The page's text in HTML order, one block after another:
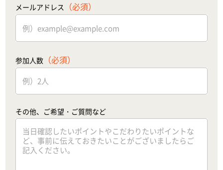
メールアドレス （必須）
参加人数 （必須）
その他、ご希望・ご質問など